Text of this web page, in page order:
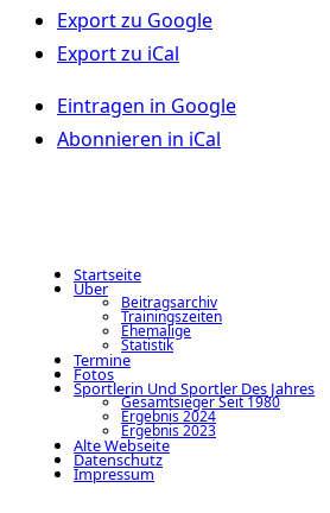
Export zu Google
Export zu iCal
Eintragen in Google
Abonnieren in iCal
Startseite
Über
Beitragsarchiv
Trainingszeiten
Ehemalige
Statistik
Termine
Fotos
Sportlerin Und Sportler Des Jahres
Gesamtsieger Seit 1980
Ergebnis 2024
Ergebnis 2023
Alte Webseite
Datenschutz
Impressum